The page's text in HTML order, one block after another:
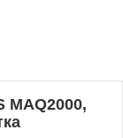
MAQ2000,